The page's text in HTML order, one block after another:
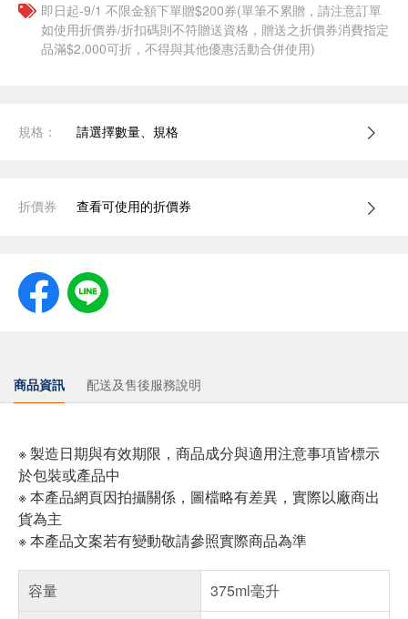
即日起-9/1 不限金額下單贈$200券(單筆不累贈，請注意訂單
如使用折價券/折扣碼則不符贈送資格，贈送之折價券消費指定
品滿$2,000可折，不得與其他優惠活動合併使用)
規格： 請選擇數量、規格
折價券 查看可使用的折價券
商品資訊 配送及售後服務說明
※ 製造日期與有效期限，商品成分與適用注意事項皆標示
於包裝或產品中
※ 本產品網頁因拍攝關係，圖檔略有差異，實際以廠商出
貨為主
※ 本產品文案若有變動敬請參照實際商品為準
容量
375ml毫升